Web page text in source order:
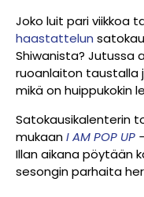
Joko luit pari viikkoa
haastattelun
Shiwanista? Jutussa
ruoanlaiton taustalla
mikä on huippukokin
Satokausikalenterin
mukaanI AM POP UP
Illan aikana pöytään
sesongin parhaita